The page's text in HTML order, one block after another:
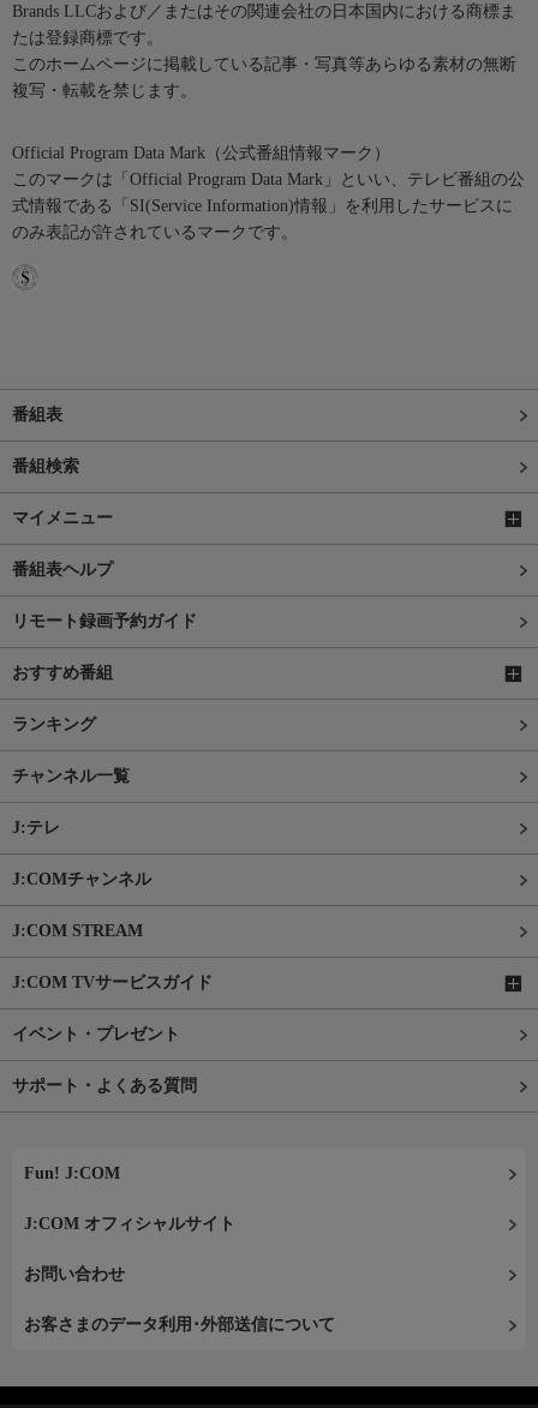
Brands LLCおよび／またはその関連会社の日本国内における商標ま
たは登録商標です。
このホームページに掲載している記事・写真等あらゆる素材の無断
複写・転載を禁じます。
Official Program Data Mark（公式番組情報マーク）
このマークは「Official Program Data Mark」といい、テレビ番組の公
式情報である「SI(Service Information)情報」を利用したサービスに
のみ表記が許されているマークです。
番組表
番組検索
マイメニュー
番組表ヘルプ
リモート録画予約ガイド
おすすめ番組
ランキング
チャンネル一覧
J:テレ
J:COMチャンネル
J:COM STREAM
J:COM TVサービスガイド
イベント・プレゼント
サポート・よくある質問
Fun! J:COM
J:COM オフィシャルサイト
お問い合わせ
お客さまのデータ利用･外部送信について